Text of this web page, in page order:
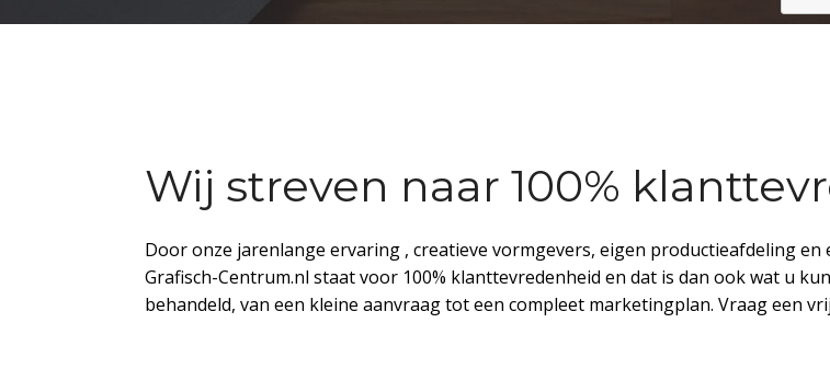
Wij streven naar 100%
Door onze jarenlange ervaring , creatieve vormgevers, eigen productieafdeling
Grafisch-Centrum.nl staat voor 100% klanttevredenheid en dat is dan ook wat u
behandeld, van een kleine aanvraag tot een compleet marketingplan. Vraag een